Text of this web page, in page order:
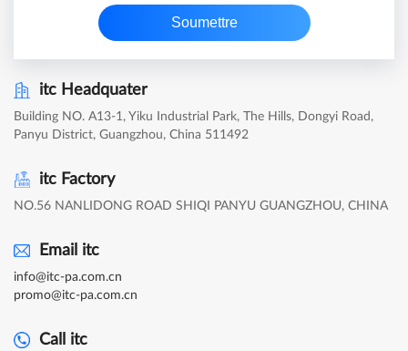
Soumettre
itc Headquater
Building NO. A13-1, Yiku Industrial Park, The Hills, Dongyi Road,
Panyu District, Guangzhou, China 511492
itc Factory
NO.56 NANLIDONG ROAD SHIQI PANYU GUANGZHOU, CHINA
Email itc
info@itc-pa.com.cn
promo@itc-pa.com.cn
Call itc